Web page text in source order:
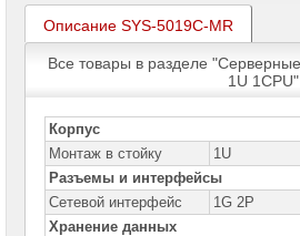
Name
сетевое
оборудование
Активное
сетевое
оборудование
Описание SYS-5019C-MR
Все товары в разделе
1U 1CPU"
Корпус
Монтаж в стойку
1U
Разъемы и интерфейсы
Сетевой интерфейс
1G 2Р
Хранение данных